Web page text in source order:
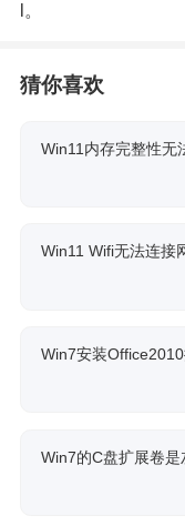
。
猜你喜欢
Win11内存完整性无
Win11 Wifi无法连接
Win7安装
Win7的C盘扩展卷